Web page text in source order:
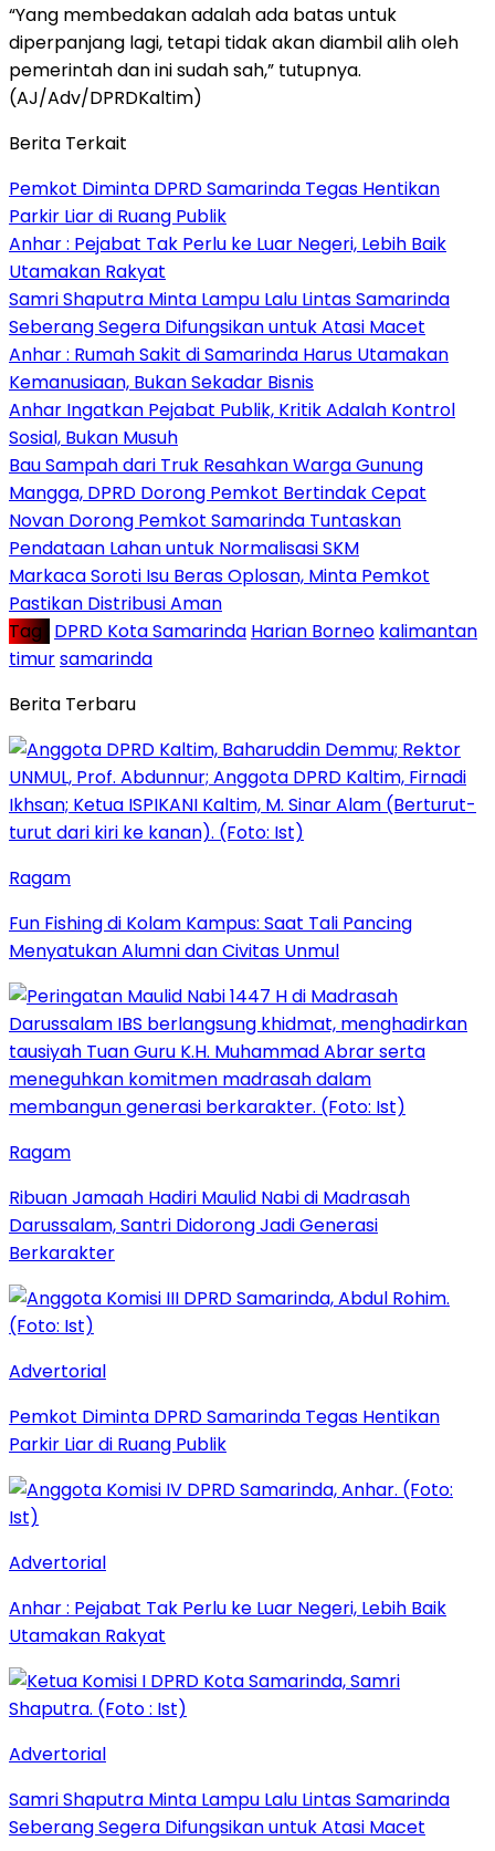
“Yang membedakan adalah ada batas untuk
diperpanjang lagi, tetapi tidak akan diambil alih oleh
pemerintah dan ini sudah sah,” tutupnya.
(AJ/Adv/DPRDKaltim)
Berita Terkait
Pemkot Diminta DPRD Samarinda Tegas Hentikan
Parkir Liar di Ruang Publik
Anhar : Pejabat Tak Perlu ke Luar Negeri, Lebih Baik
Utamakan Rakyat
Samri Shaputra Minta Lampu Lalu Lintas Samarinda
Seberang Segera Difungsikan untuk Atasi Macet
Anhar : Rumah Sakit di Samarinda Harus Utamakan
Kemanusiaan, Bukan Sekadar Bisnis
Anhar Ingatkan Pejabat Publik, Kritik Adalah Kontrol
Sosial, Bukan Musuh
Bau Sampah dari Truk Resahkan Warga Gunung
Mangga, DPRD Dorong Pemkot Bertindak Cepat
Novan Dorong Pemkot Samarinda Tuntaskan
Pendataan Lahan untuk Normalisasi SKM
Markaca Soroti Isu Beras Oplosan, Minta Pemkot
Pastikan Distribusi Aman
Tag : DPRD Kota Samarinda Harian Borneo kalimantan
timursamarinda
Berita Terbaru
Ragam
Fun Fishing di Kolam Kampus: Saat Tali Pancing
Menyatukan Alumni dan Civitas Unmul
Ragam
Ribuan Jamaah Hadiri Maulid Nabi di Madrasah
Darussalam, Santri Didorong Jadi Generasi
Berkarakter
Advertorial
Pemkot Diminta DPRD Samarinda Tegas Hentikan
Parkir Liar di Ruang Publik
Advertorial
Anhar : Pejabat Tak Perlu ke Luar Negeri, Lebih Baik
Utamakan Rakyat
Advertorial
Samri Shaputra Minta Lampu Lalu Lintas Samarinda
Seberang Segera Difungsikan untuk Atasi Macet